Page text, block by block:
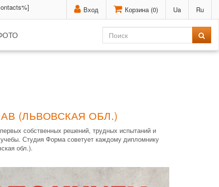
Вход Корзина (0) Ua Ru
(ЛЬВОВСКАЯ ОБЛ.)
собственных решений, трудных испытаний и
Студия Форма советует каждому дипломнику
обл.).